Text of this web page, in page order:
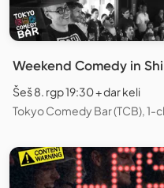
Weekend Comedy in
Šeš 8. rgp 19:30 + dar keli